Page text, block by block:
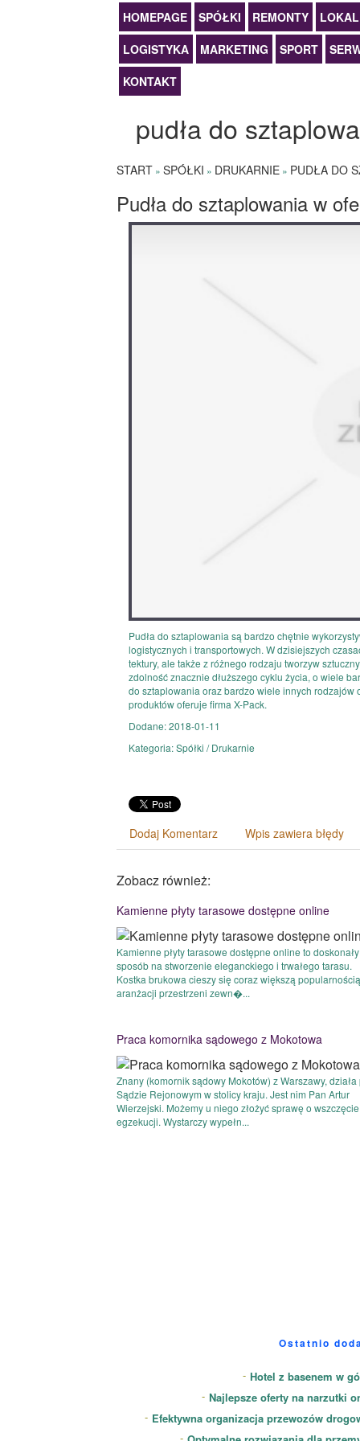
HOMEPAGE SPÓŁKI REMONTY
LOGISTYKA
MARKETING SPORT
KONTAKT
pudła do
START » SPÓŁKI » DRUKARNIE » PUDŁA DO
Pudła do sztaplowania w
Pudła do sztaplowania są bardzo chętnie
logistycznych i transportowych. W dzisiejszych
tektury, ale także z różnego rodzaju tworzyw
zdolność znacznie dłuższego cyklu życia, o wiele
do sztaplowania oraz bardzo wiele innych
produktów oferuje firma X-Pack.
Dodane: 2018-01-11
Kategoria: Spółki / Drukarnie
Dodaj Komentarz Wpis zawiera błędy
Zobacz również:
Kamienne płyty tarasowe dostępne online
Kamienne płyty tarasowe dostępne online to doskonały
sposób na stworzenie eleganckiego i trwałego tarasu.
Kostka brukowa cieszy się coraz większą
aranżacji przestrzeni zewn�...
Praca komornika sądowego z Mokotowa
Znany (komornik sądowy Mokotów) z Warszawy, działa
Sądzie Rejonowym w stolicy kraju. Jest nim Pan Artur
Wierzejski. Możemy u niego złożyć sprawę o wszczęcie
egzekucji. Wystarczy wypełn...
Ostatnio
Hotel z basenem w
Najlepsze oferty na narzutki
Efektywna organizacja przewozów